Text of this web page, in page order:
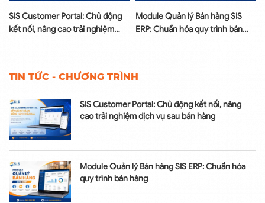
TIN TỨC - CHƯƠNG TRÌNH
SIS Customer Portal: Chủ động kết nối, nâng
cao trải nghiệm dịch vụ sau bán hàng
Module Quản lý Bán hàng SIS ERP: Chuẩn hóa
quy trình bán hàng
SIS Customer Portal: Chủ động
kết nối, nâng cao trải nghiệm
Module Quản lý Bán hàng SIS
ERP: Chuẩn hóa quy trình bán